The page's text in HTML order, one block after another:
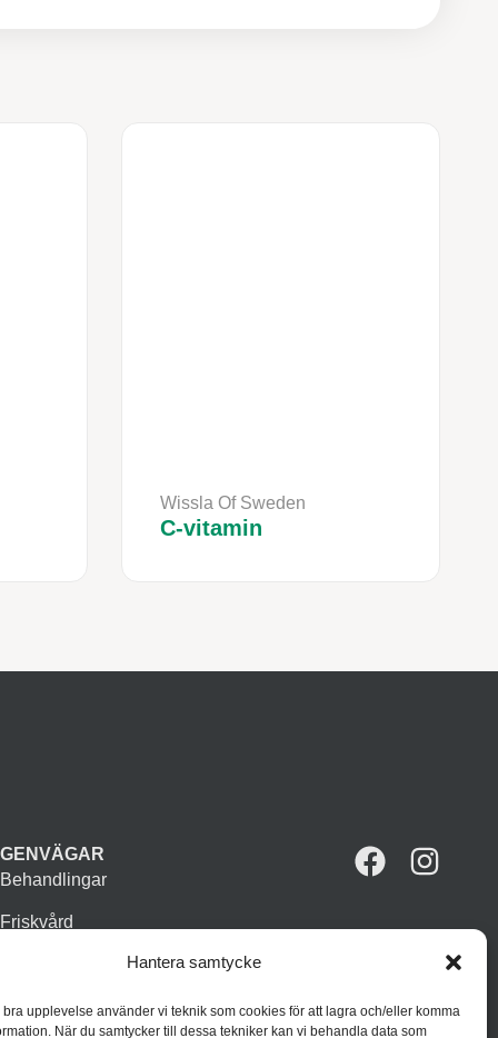
Hantera samtycke
bra upplevelse använder vi teknik som cookies för att lagra och/eller komma
När du samtycker till dessa tekniker kan vi behandla data som
Wissla Of Sweden
C-vitamin
GENVÄGAR
Behandlingar
Friskvård
Varumärken